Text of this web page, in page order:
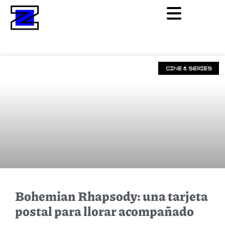
CINE & SERIES
Bohemian Rhapsody: una tarjeta
postal para llorar acompañado